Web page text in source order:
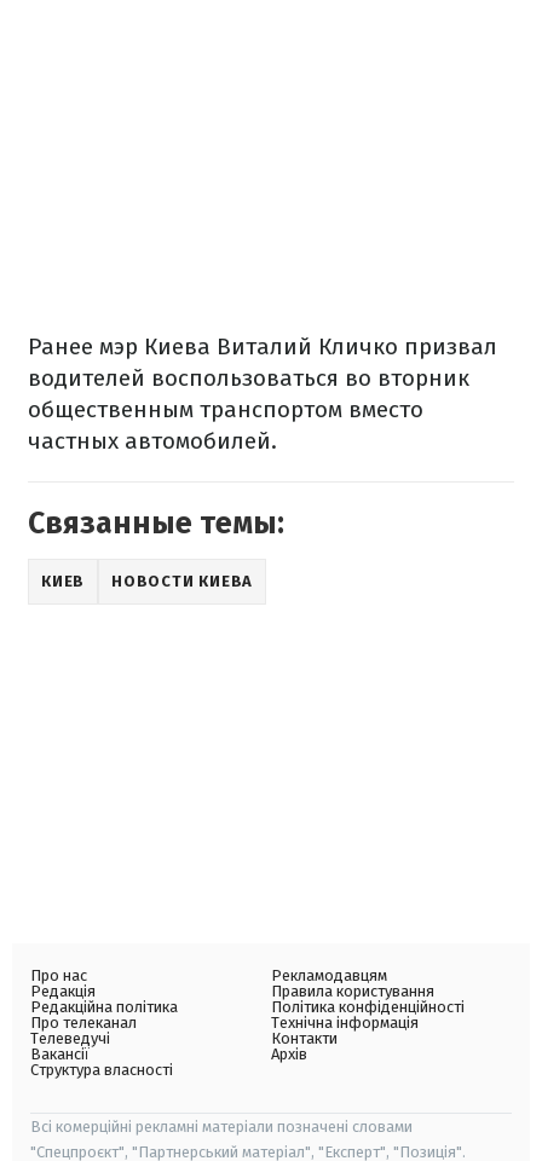
Ранее мэр Киева Виталий Кличко призвал
водителей воспользоваться во вторник
общественным транспортом вместо
частных автомобилей.
Связанные темы:
КИЕВ НОВОСТИ КИЕВА
Про нас
Редакція
Редакційна політика
Про телеканал
Телеведучі
Вакансії
Структура власності
Рекламодавцям
Правила користування
Політика конфіденційності
Технічна інформація
Контакти
Архів
Всі комерційні рекламні матеріали позначені словами
"Спецпроєкт", "Партнерський матеріал", "Експерт", "Позиція".